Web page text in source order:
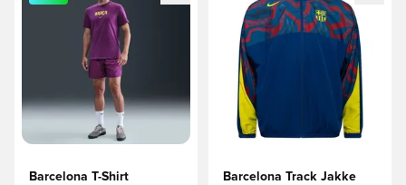
Barcelona T-Shirt
Barcelona Track Jakke